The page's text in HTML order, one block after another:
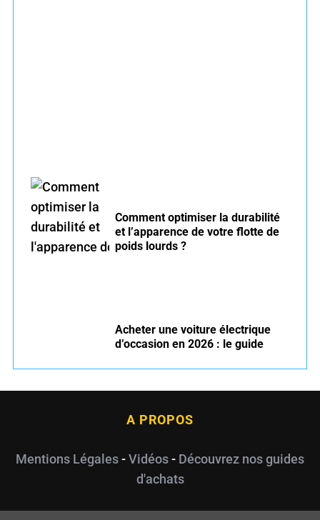
Comment optimiser la durabilité
et l’apparence de votre flotte de
poids lourds ?
Acheter une voiture électrique
d’occasion en 2026 : le guide
A PROPOS
Mentions Légales-Vidéos- Découvrez nos guides
d'achats